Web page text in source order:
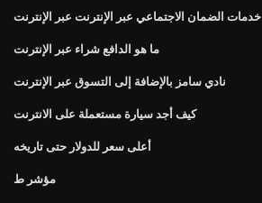
خدمات الضمان الاجتماعي عبر الإنترنت عبر الإنترنت
ما هو الدافع شراء عبر الإنترنت
نادي سامز بالإضافة إلى التسوق عبر الإنترنت
كيف أجد سيارة مستعملة على الانترنت
أعلى سعر للدولار حتى تاريخه
مؤشر ط